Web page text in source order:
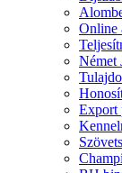
Online
Német
Export